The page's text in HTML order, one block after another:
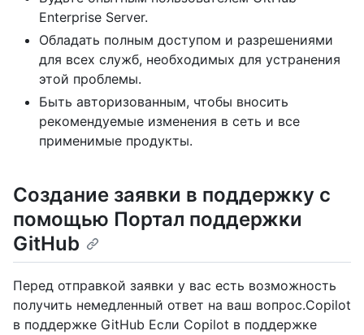
Enterprise Server.
Обладать полным доступом и разрешениями
для всех служб, необходимых для устранения
этой проблемы.
Быть авторизованным, чтобы вносить
рекомендуемые изменения в сеть и все
применимые продукты.
Создание заявки в поддержку с
помощью Портал поддержки
GitHub
Перед отправкой заявки у вас есть возможность
получить немедленный ответ на ваш вопрос.Copilot
в поддержке GitHub Если Copilot в поддержке